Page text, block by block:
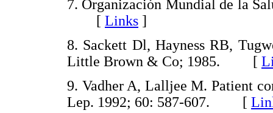
7. Organización Mundial de la
[ Links ]
8. Sackett Dl, Hayness RB,
Little Brown & Co; 1985. [
9. Vadher A, Lalljee M. Patient
Lep. 1992; 60: 587-607. [